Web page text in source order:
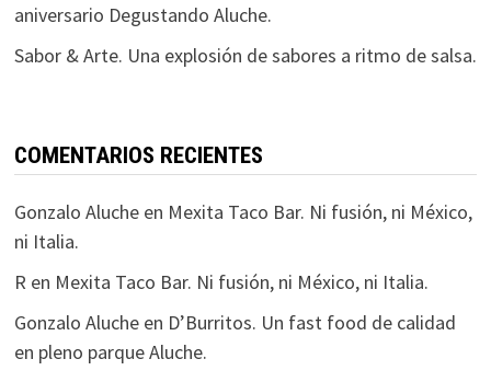
aniversario Degustando Aluche.
Sabor & Arte. Una explosión de sabores a ritmo de salsa.
COMENTARIOS RECIENTES
Gonzalo Alucheen Mexita Taco Bar. Ni fusión, ni México,
ni Italia.
R en Mexita Taco Bar. Ni fusión, ni México, ni Italia.
Gonzalo Alucheen D’Burritos. Un fast food de calidad
en pleno parque Aluche.